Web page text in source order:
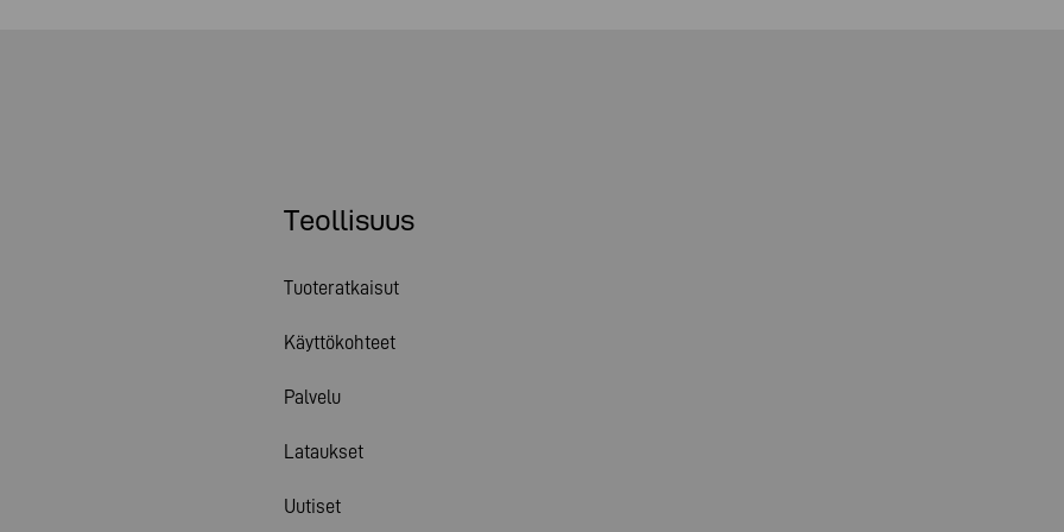
Teollisuus
Tuoteratkaisut
Käyttökohteet
Palvelu
Lataukset
Uutiset